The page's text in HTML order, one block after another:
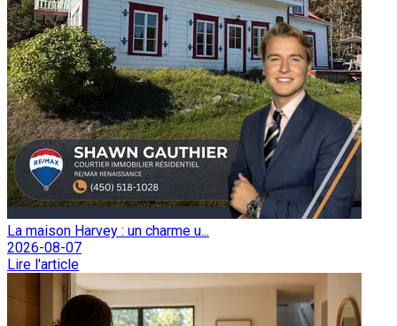
La maison Harvey : un charme u...
2026-08-07
Lire l'article